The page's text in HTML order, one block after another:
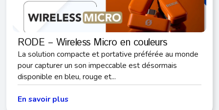
RODE – Wireless Micro en couleurs
La solution compacte et portative préférée au monde
pour capturer un son impeccable est désormais
disponible en bleu, rouge et...
En savoir plus